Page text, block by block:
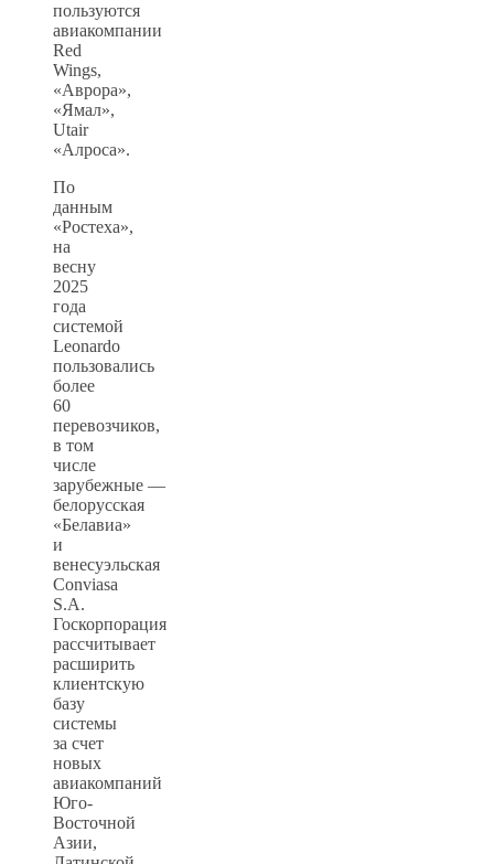
пользуются
авиакомпании
Red
Wings,
«Аврора»,
«Ямал»,
Utair
«Алроса».
По
данным
«Ростеха»,
на
весну
2025
года
системой
Leonardo
пользовались
более
60
перевозчиков,
в том
числе
зарубежные —
белорусская
«Белавиа»
и
венесуэльская
Conviasa
S.A.
Госкорпорация
рассчитывает
расширить
клиентскую
базу
системы
за счет
новых
авиакомпаний
Юго-
Восточной
Азии,